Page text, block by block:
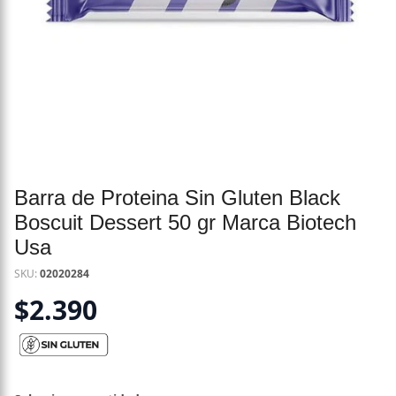
Barra de Proteina Sin Gluten Black
Boscuit Dessert 50 gr Marca Biotech
Usa
SKU:02020284
$2.390